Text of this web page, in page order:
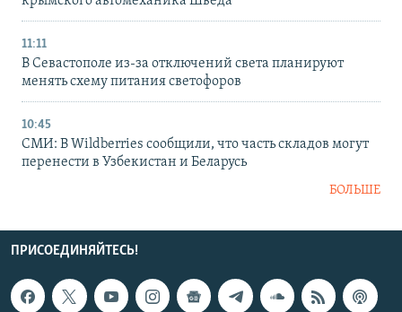
11:11
В Севастополе из-за отключений света планируют
менять схему питания светофоров
10:45
СМИ: В Wildberries сообщили, что часть складов могут
перенести в Узбекистан и Беларусь
БОЛЬШЕ
ПРИСОЕДИНЯЙТЕСЬ!